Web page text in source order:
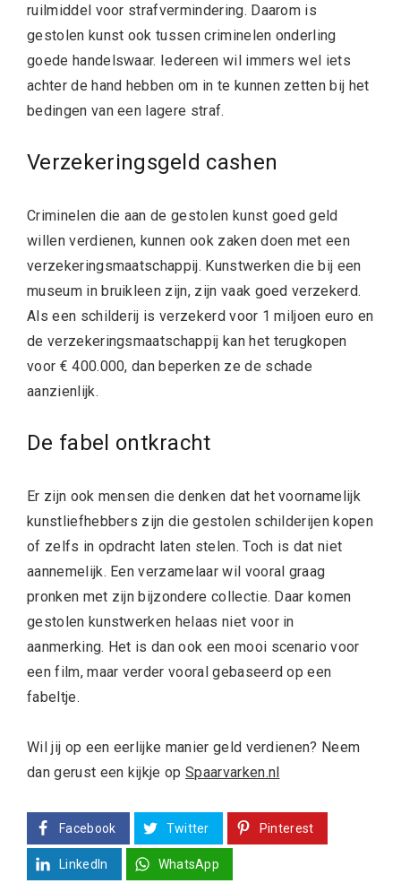
ruilmiddel voor strafvermindering. Daarom is
gestolen kunst ook tussen criminelen onderling
goede handelswaar. Iedereen wil immers wel iets
achter de hand hebben om in te kunnen zetten bij het
bedingen van een lagere straf.
Verzekeringsgeld cashen
Criminelen die aan de gestolen kunst goed geld
willen verdienen, kunnen ook zaken doen met een
verzekeringsmaatschappij. Kunstwerken die bij een
museum in bruikleen zijn, zijn vaak goed verzekerd.
Als een schilderij is verzekerd voor 1 miljoen euro en
de verzekeringsmaatschappij kan het terugkopen
voor € 400.000, dan beperken ze de schade
aanzienlijk.
De fabel ontkracht
Er zijn ook mensen die denken dat het voornamelijk
kunstliefhebbers zijn die gestolen schilderijen kopen
of zelfs in opdracht laten stelen. Toch is dat niet
aannemelijk. Een verzamelaar wil vooral graag
pronken met zijn bijzondere collectie. Daar komen
gestolen kunstwerken helaas niet voor in
aanmerking. Het is dan ook een mooi scenario voor
een film, maar verder vooral gebaseerd op een
fabeltje.
Wil jij op een eerlijke manier geld verdienen? Neem
dan gerust een kijkje opSpaarvarken.nl
Facebook Twitter Pinterest
LinkedIn WhatsApp